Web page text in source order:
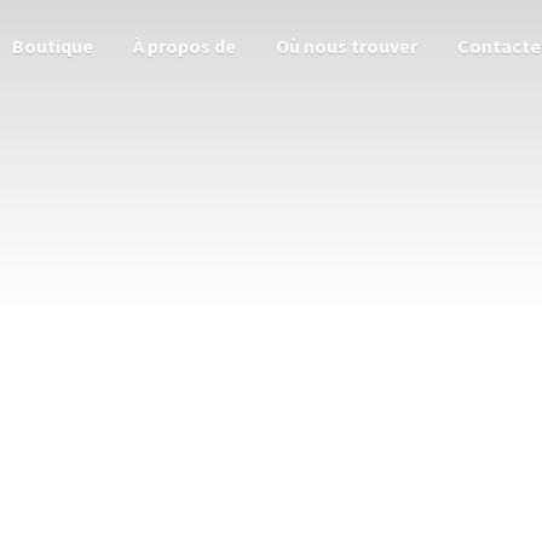
Boutique À propos de Où nous trouver